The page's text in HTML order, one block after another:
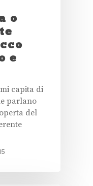
o
e
capita di
parlano
del